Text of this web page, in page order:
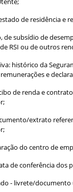
de residência e
de subsídio de
RSI ou de outros
histórico da
e
de renda e
extrato
do centro de
de conferência dos
- livrete/documento